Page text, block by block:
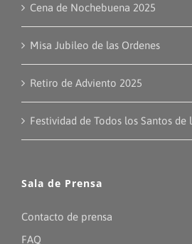
Cena de Nochebuena 2025
Misa Jubileo de las Ordenes
Retiro de Adviento 2025
Festividad de Todos los Santos de
Sala de Prensa
Contacto de prensa
FAQ